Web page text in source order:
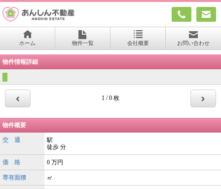
ホーム 物件一覧 会社概要 お問い合わせ
物件情報詳細
1 / 0 枚
物件概要
交 通
駅
徒歩 分
価 格 0 万円
専有面積 ㎡